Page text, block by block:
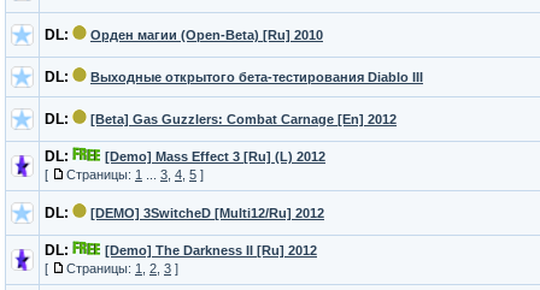
DL: Орден магии (Open-Beta) [Ru] 2010
DL: Выходные открытого бета-тестирования Diablo III
DL: [Beta] Gas Guzzlers: Combat Carnage [En] 2012
DL:
[Demo] Mass Effect 3 [Ru] (L) 2012
[
Страницы: 1 3 4 5 ]
DL: [DEMO] 3SwitcheD [Multi12/Ru] 2012
DL:
[Demo] The Darkness II [Ru] 2012
[
Страницы: 1 2 3 ]